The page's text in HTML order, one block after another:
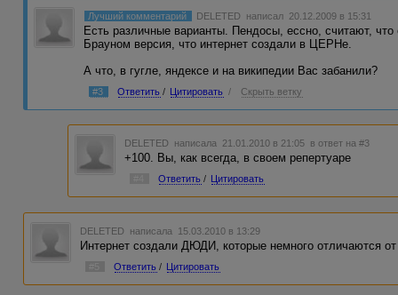
Лучший комментарий DELETED написал 20.12.2009 в 15:31
Есть различные варианты. Пендосы, ессно, считают,
Брауном версия, что интернет создали в ЦЕРНе.
А что, в гугле, яндексе и на википедии Вас забанили?
#3 Ответить / Цитировать / Скрыть ветку
DELETED написала 21.01.2010 в 21:05 в ответ на #3
+100. Вы, как всегда, в своем репертуаре
Ответить / Цитировать
DELETED написала 15.03.2010 в 13:29
Интернет создали ДЮДИ, которые немного отличаются
Ответить / Цитировать